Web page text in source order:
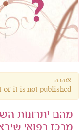
אזהרה
or it is not published.
מהם יתרונות
מרכז רפואי